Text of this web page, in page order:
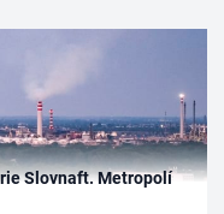
Slovnaft. Metropolí